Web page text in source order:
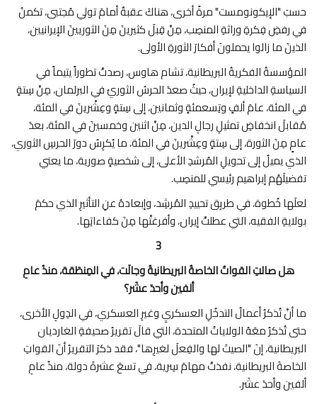
حسبَ "الإيكونومست" مرةً أخرى، هناكَ عقبةٌ أمامَ تولي مُجتبى، تكمنُ
في رفضِ فِكرةِ وراثةِ المنصِب، مِنْ قِبلَ كثيرينَ مِنَ الثوريينَ الإيرانيين،
الذينَ ما زالوا يحملونَ أفكارَ الثورةِ الأولى.
المؤسسةُ الفكريةُ البريطانية، تشام هاوس، رصدتْ تطوراً يتيماً في
السياسةِ الداخليةِ لإيران، حيثُ صعدَ الحرسُ الثوريُ في البرلمان، مِنْ سِتةٍ
في المئة، عامَ ألفٍ وتِسعمئةٍ وثمانين، إلى سِتةٍ وعِشْرينَ في المئة،
مُقابلَ انخفاضِ تمثيلِ رجالِ الدين، مِنْ اثنين وخمسينَ في المئة، بعدَ
عامٍ مِنَ الثورة، إلى سِتةٍ وعِشْرينَ في المئة، ما يُكرِسُ دورَ الحرسِ الثوري،
الذي يميلُ إلى تحويلِ المُرشدِ الأعلى، إلى شخصيةٍ صورية، ما يعني
تفضيلَهُم إبراهيم رئيسي للمنصِب.
لعلَها خُطوة، في طريِق تحييدِ المُرشِد، وإبعادهُ عنِ التأثيرِ الذي حكمَ
بولايةِ الفقيه، التي عطلتْ إيران، وأفرغتْها مِنَ كفاءاتِها.
3
هل صالتِ القواتُ الخاصةُ البريطانيةُ وجالَت، في المِنطَقة، منذُ عامِ
ألفين وأحدَ عشَر؟
ما أنْ تُذكرُ أعمالُ التدخُلِ العسكريِ وغيرِ العسكري، في الدِولِ الأخرى،
حتى تُذكرُ معَهُ الولاياتُ المتحدة، التي قالَ تقريرُ صحيفةِ الغارديان
البريطانية، إنَ "الصيتَ لها والفِعلَ لغيرِها"، فقد ذكرَ التقريرُ أنَ القواتِ
الخاصةَ البريطانية، نفذتْ مهامَ سِرية، في تسعَ عشرةَ دولة، منذُ عامِ
ألفين وأحدَ عشَر.